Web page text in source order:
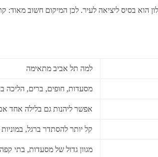
בסיס ליציאה לעיר. לכן המיקום חשוב מאוד:
למה תל אביב מתאימה
מסעדות, חופים, ברים, הליכה
אפשר ליהנות גם בלילה אחד
קל יותר להסתדר ברגל,
מגוון גדול של מסעדות, בתי